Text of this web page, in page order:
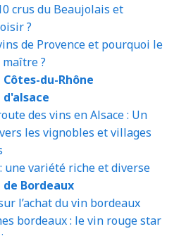
crus du Beaujolais et
?
de Provence et pourquoi le
?
Côtes-du-Rhône
d'alsace
des vins en Alsace : Un
les vignobles et villages
: une variété riche et diverse
de Bordeaux
l’achat du vin bordeaux
bordeaux : le vin rouge star